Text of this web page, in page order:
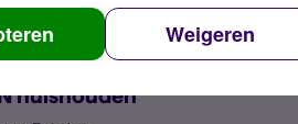
Weigeren
huishouden